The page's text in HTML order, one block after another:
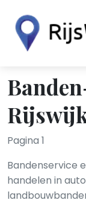
Pagina 1
Bandenservice
handelen in